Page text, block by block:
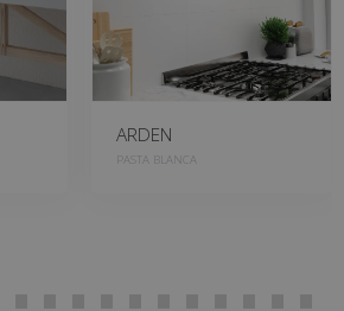
ARDEN
PASTA BLANCA